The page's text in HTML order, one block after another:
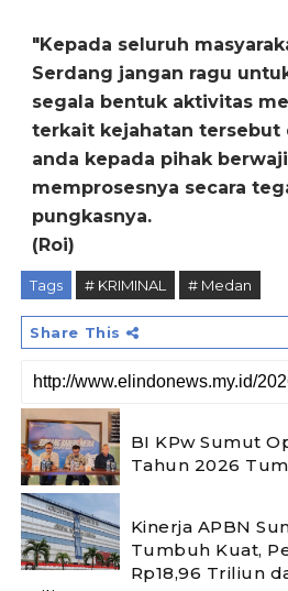
"Kepada seluruh
Serdang jangan ragu
segala bentuk aktivitas
terkait kejahatan tersebut
anda kepada pihak
memprosesnya secara
pungkasnya.
(Roi)
Tags # KRIMINAL # Medan
Share This
BI KPw Sumut
Tahun 2026
Kinerja APBN
Tumbuh Kuat,
Rp18,96 Triliun